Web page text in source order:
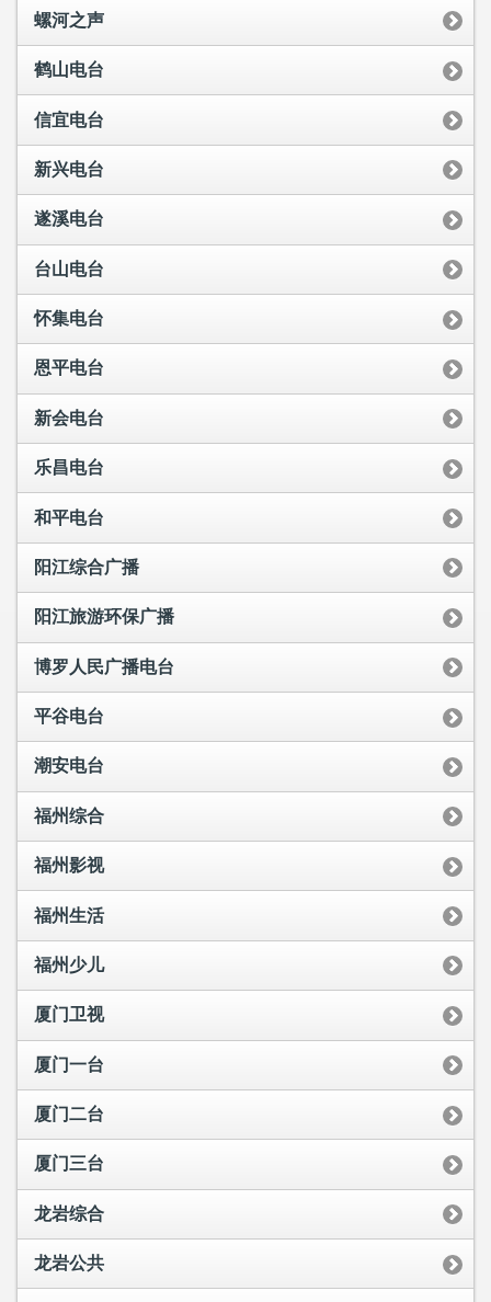
螺河之声
鹤山电台
信宜电台
新兴电台
遂溪电台
台山电台
怀集电台
恩平电台
新会电台
乐昌电台
和平电台
阳江综合广播
阳江旅游环保广播
博罗人民广播电台
平谷电台
潮安电台
福州综合
福州影视
福州生活
福州少儿
厦门卫视
厦门一台
厦门二台
厦门三台
龙岩综合
龙岩公共